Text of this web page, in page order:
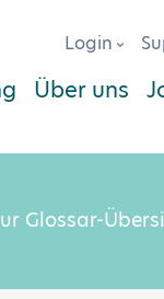
Über uns
Login
Glossar-